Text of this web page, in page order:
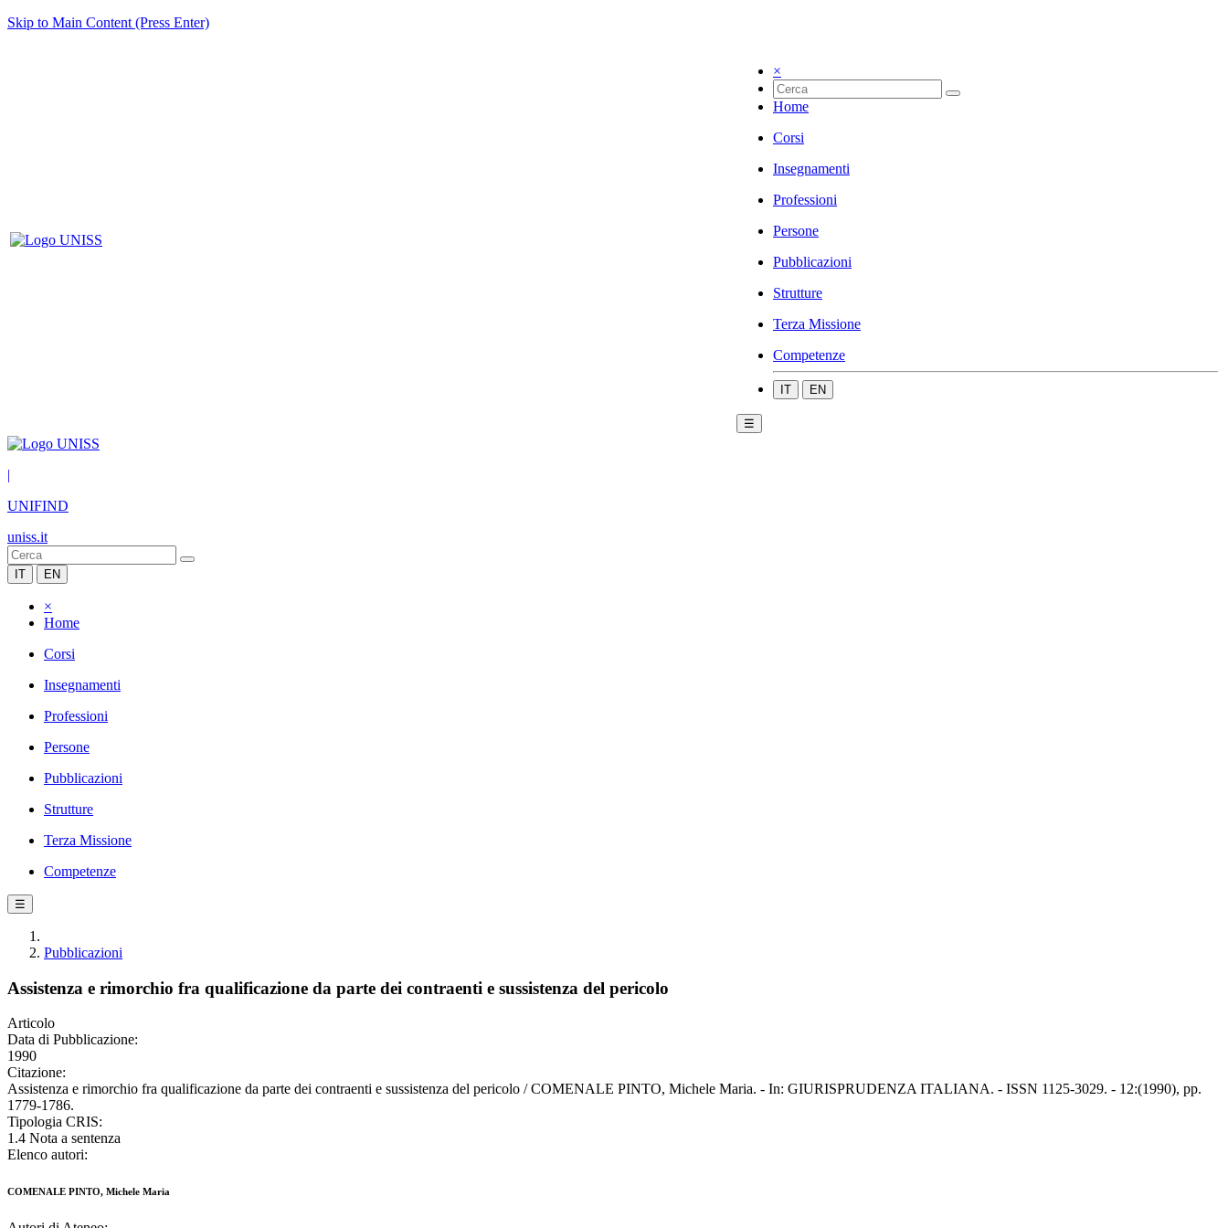
Skip to Main Content (Press Enter)
×
Home
Corsi
Insegnamenti
Professioni
Persone
Pubblicazioni
Strutture
Terza Missione
Competenze
IT EN
☰
|
UNIFIND
uniss.it
IT EN
×
Home
Corsi
Insegnamenti
Professioni
Persone
Pubblicazioni
Strutture
Terza Missione
Competenze
☰
Pubblicazioni
Assistenza e rimorchio fra qualificazione da parte dei contraenti e sussistenza del pericolo
Articolo
Data di Pubblicazione:
1990
Citazione:
Assistenza e rimorchio fra qualificazione da parte dei contraenti e sussistenza del pericolo / COMENALE PINTO, Michele Maria. - In: GIURISPRUDENZA ITALIANA. - ISSN 1125-3029. - 12:(1990), pp.
1779-1786.
Tipologia CRIS:
1.4 Nota a sentenza
Elenco autori:
COMENALE PINTO, Michele Maria